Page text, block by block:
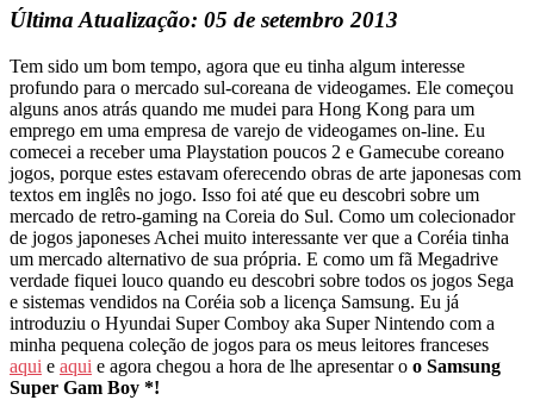
Última Atualização: 05 de setembro 2013
Tem sido um bom tempo, agora que eu tinha algum interesse
profundo para o mercado sul-coreana de videogames. Ele começou
alguns anos atrás quando me mudei para Hong Kong para um
emprego em uma empresa de varejo de videogames on-line. Eu
comecei a receber uma Playstation poucos 2 e Gamecube coreano
jogos, porque estes estavam oferecendo obras de arte japonesas com
textos em inglês no jogo. Isso foi até que eu descobri sobre um
mercado de retro-gaming na Coreia do Sul. Como um colecionador
de jogos japoneses Achei muito interessante ver que a Coréia tinha
um mercado alternativo de sua própria. E como um fã Megadrive
verdade fiquei louco quando eu descobri sobre todos os jogos Sega
e sistemas vendidos na Coréia sob a licença Samsung. Eu já
introduziu o Hyundai Super Comboy aka Super Nintendo com a
minha pequena coleção de jogos para os meus leitores franceses
aqui e aqui e agora chegou a hora de lhe apresentar o o Samsung
Super Gam Boy *!